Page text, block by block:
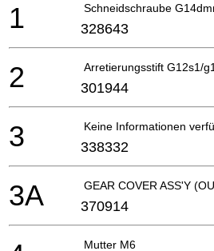
Schneidschraube
1 328643
Arretierungsstift G12s1/
2 301944
Keine Informationen
3 338332
GEAR COVER ASS'Y
3A 370914
Mutter M6